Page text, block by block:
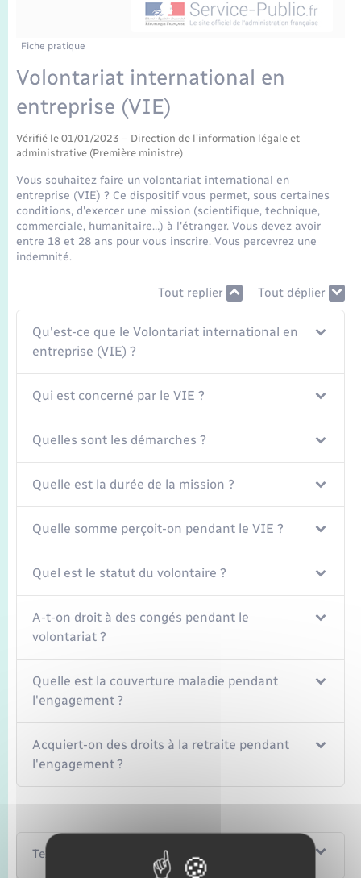
Mariage – PACS
Parrainage civil
Recensement
Fiche pratique
Volontariat international en
entreprise (VIE)
Vérifié le 01/01/2023 – Direction de l'information légale et
administrative (Première ministre)
Vous souhaitez faire un volontariat international en
entreprise (VIE) ? Ce dispositif vous permet, sous certaines
conditions, d'exercer une mission (scientifique, technique,
commerciale, humanitaire…) à l'étranger. Vous devez avoir
entre 18 et 28 ans pour vous inscrire. Vous percevrez une
indemnité.
Tout replier Tout déplier
Qu'est-ce que le Volontariat international en
entreprise (VIE) ?
Qui est concerné par le VIE ?
Quelles sont les démarches ?
Quelle est la durée de la mission ?
Quelle somme perçoit-on pendant le VIE ?
Quel est le statut du volontaire ?
A-t-on droit à des congés pendant le
volontariat ?
Quelle est la couverture maladie pendant
l'engagement ?
Acquiert-on des droits à la retraite pendant
l'engagement ?
Textes de référence